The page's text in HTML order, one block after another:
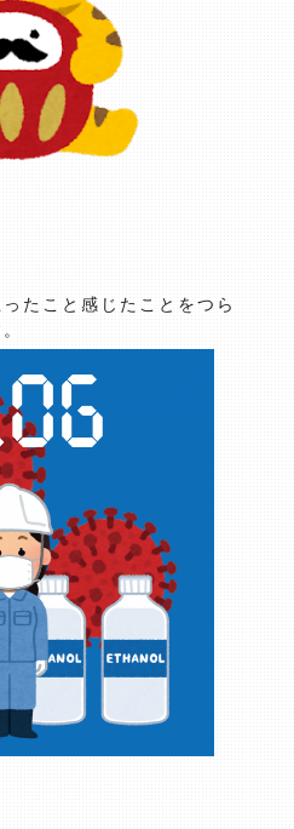
たこと感じたことをつら